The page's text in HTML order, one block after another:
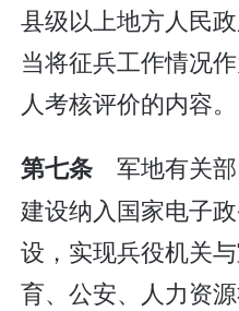
县级以上地方人民
当将征兵工作情况
人考核评价的内容。
第七条 军地有关
建设纳入国家电子
设，实现兵役机关
育、公安、人力资